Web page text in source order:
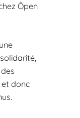
Ôpen
donc